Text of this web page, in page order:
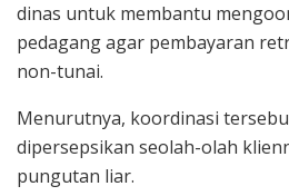
dinas untuk membantu
pedagang agar pembayaran
non-tunai.
Menurutnya, koordinasi
dipersepsikan seolah-olah
pungutan liar.